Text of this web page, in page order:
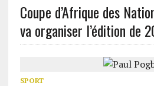
Coupe d’Afrique des
va organiser l’édition de
SPORT